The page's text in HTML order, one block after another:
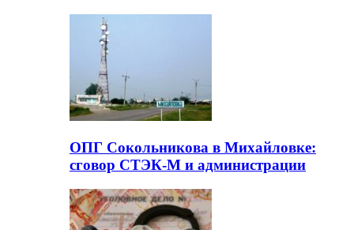
ОПГ Сокольникова в Михайловке:
сговор СТЭК-М и администрации